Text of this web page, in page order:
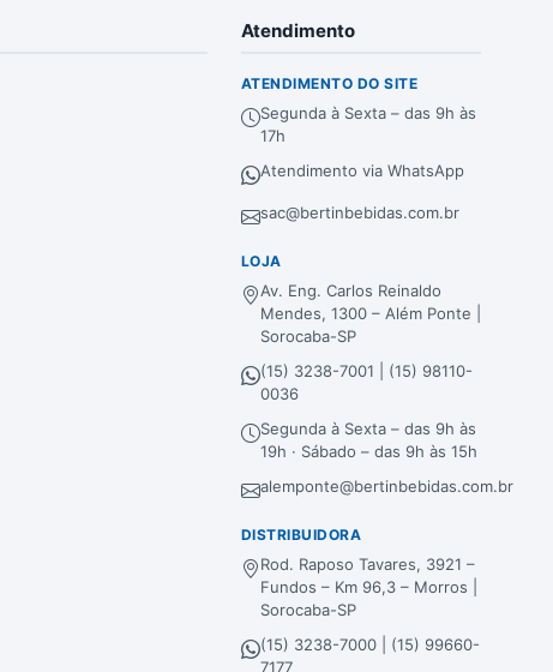
Atendimento
ATENDIMENTO DO SITE
Segunda à Sexta – das 9h às
17h
Atendimento via WhatsApp
sac@bertinbebidas.com.br
LOJA
Av. Eng. Carlos Reinaldo
Mendes, 1300 – Além Ponte |
Sorocaba-SP
(15) 3238-7001 | (15) 98110-
0036
Segunda à Sexta – das 9h às
19h · Sábado – das 9h às 15h
alemponte@bertinbebidas.com.br
DISTRIBUIDORA
Rod. Raposo Tavares, 3921 –
Fundos – Km 96,3 – Morros |
Sorocaba-SP
(15) 3238-7000 | (15) 99660-
7177